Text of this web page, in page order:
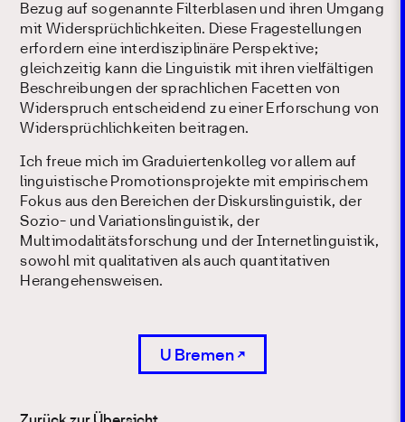
Bezug auf sogenannte Filterblasen und ihren Umgang
mit Widersprüchlichkeiten. Diese Fragestellungen
erfordern eine interdisziplinäre Perspektive;
gleichzeitig kann die Linguistik mit ihren vielfältigen
Beschreibungen der sprachlichen Facetten von
Widerspruch entscheidend zu einer Erforschung von
Widersprüchlichkeiten beitragen.
Ich freue mich im Graduiertenkolleg vor allem auf
linguistische Promotionsprojekte mit empirischem
Fokus aus den Bereichen der Diskurslinguistik, der
Sozio- und Variationslinguistik, der
Multimodalitätsforschung und der Internetlinguistik,
sowohl mit qualitativen als auch quantitativen
Herangehensweisen.
U Bremen